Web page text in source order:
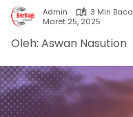
Admin
3 Min Baca
Maret 25, 2025
Oleh: Aswan Nasution